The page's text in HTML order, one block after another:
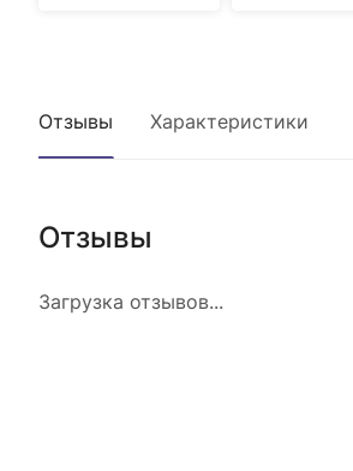
Отзывы Характеристики
Отзывы
Загрузка отзывов...